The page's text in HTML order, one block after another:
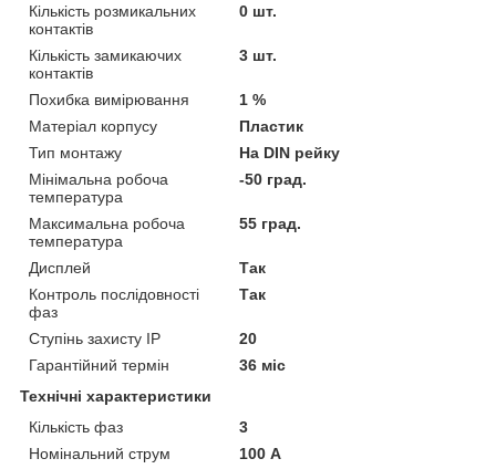
Кількість розмикальних
контактів
0 шт.
Кількість замикаючих
контактів
3 шт.
Похибка вимірювання
1 %
Матеріал корпусу
Пластик
Тип монтажу
На DIN рейку
Мінімальна робоча
температура
-50 град.
Максимальна робоча
температура
55 град.
Дисплей
Так
Контроль послідовності
фаз
Так
Ступінь захисту IP
20
Гарантійний термін
36 міс
Технічні характеристики
Кількість фаз
3
Номінальний струм
100 А